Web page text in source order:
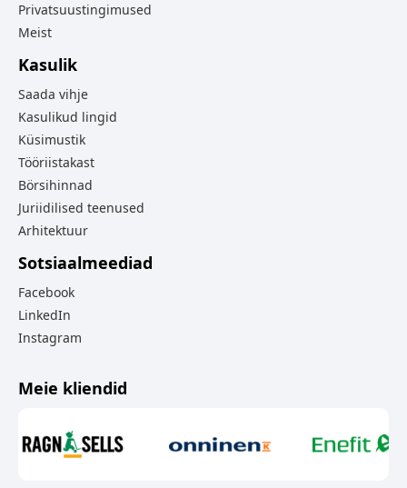
Privatsuustingimused
Meist
Kasulik
Saada vihje
Kasulikud lingid
Küsimustik
Tööriistakast
Börsihinnad
Juriidilised teenused
Arhitektuur
Sotsiaalmeediad
Facebook
LinkedIn
Instagram
Meie kliendid